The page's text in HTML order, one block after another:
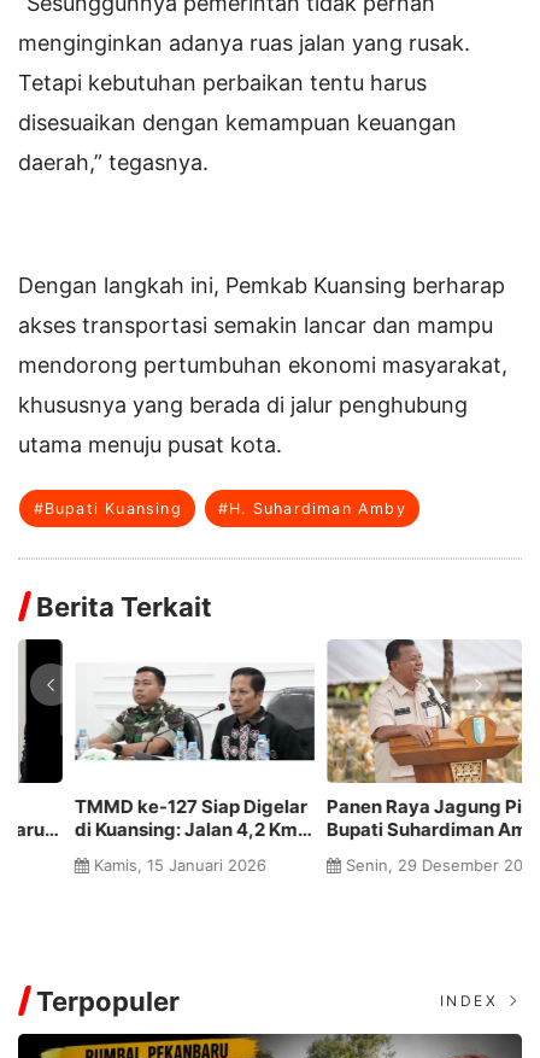
menginginkan adanya ruas jalan yang rusak.
Tetapi kebutuhan perbaikan tentu harus
disesuaikan dengan kemampuan keuangan
daerah,” tegasnya.
Dengan langkah ini, Pemkab Kuansing berharap
akses transportasi semakin lancar dan mampu
mendorong pertumbuhan ekonomi masyarakat,
khususnya yang berada di jalur penghubung
utama menuju pusat kota.
#Bupati Kuansing #H. Suhardiman Amby
Berita Terkait
Panen Raya Jagung Pipil,
Bupati Suhardiman Amby
Tegaskan Kuansing Siap
Jadi Penopang Pangan
Senin, 29 Desember 2025
Portal Dirusak Paksa, Jalan
dan Jembatan Terancam
Putus! Bupati Suhardiman
Murka: Ini Kejahatan
Sabtu, 27 Desember 2025
Terpopuler INDEX